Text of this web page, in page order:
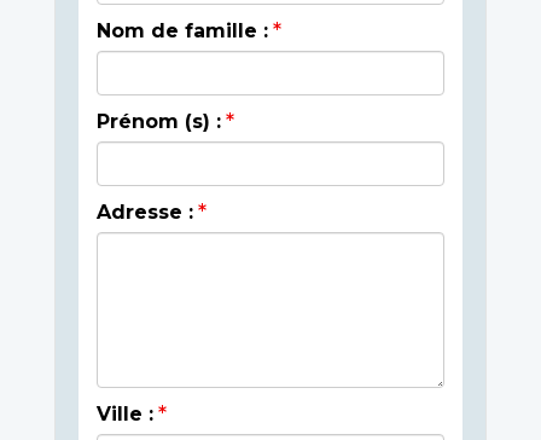
Nom de famille :
Prénom (s) :
Adresse :
Ville :